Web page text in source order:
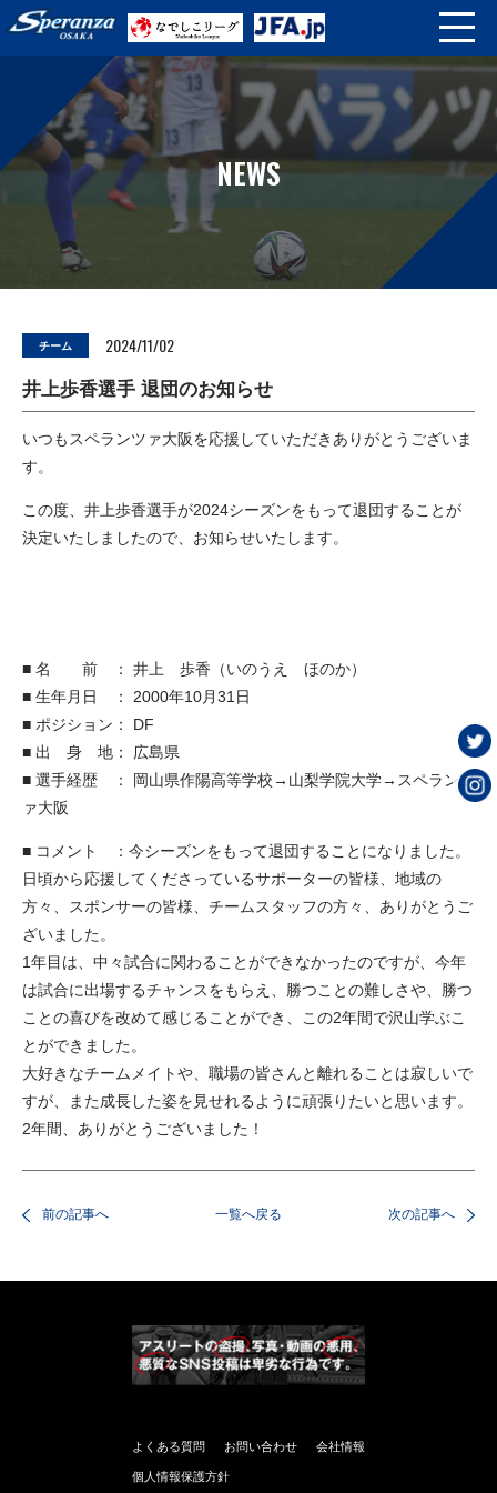
NEWS
チーム 2024/11/02
井上歩香選手 退団のお知らせ
いつもスペランツァ大阪を応援していただきありがとうございま
す。
この度、井上歩香選手が2024シーズンをもって退団することが
決定いたしましたので、お知らせいたします。
■ 名 前 ： 井上 歩香（いのうえ ほのか）
■ 生年月日 ： 2000年10月31日
■ ポジション： DF
■ 出 身 地： 広島県
■ 選手経歴 ： 岡山県作陽高等学校→山梨学院大学→スペランツ
ァ大阪
■ コメント ：今シーズンをもって退団することになりました。
日頃から応援してくださっているサポーターの皆様、地域の
方々、スポンサーの皆様、チームスタッフの方々、ありがとうご
ざいました。
1年目は、中々試合に関わることができなかったのですが、今年
は試合に出場するチャンスをもらえ、勝つことの難しさや、勝つ
ことの喜びを改めて感じることができ、この2年間で沢山学ぶこ
とができました。
大好きなチームメイトや、職場の皆さんと離れることは寂しいで
すが、また成長した姿を見せれるように頑張りたいと思います。
2年間、ありがとうございました！
前の記事へ 一覧へ戻る 次の記事へ
よくある質問 お問い合わせ 会社情報
個人情報保護方針